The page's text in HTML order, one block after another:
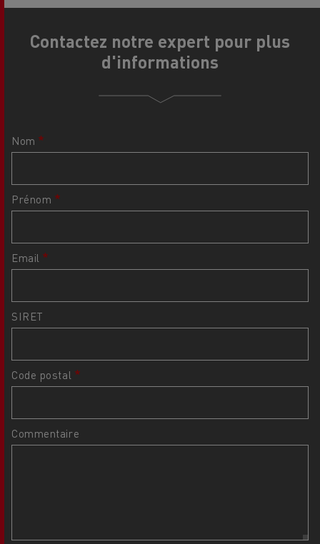
Contactez notre expert pour plus
d'informations
Nom
Prénom
Email
SIRET
Code postal
Commentaire